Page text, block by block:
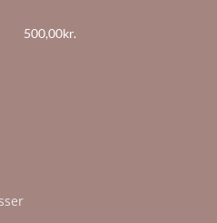
500,00kr.